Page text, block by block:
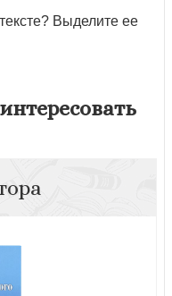
Выделите ее